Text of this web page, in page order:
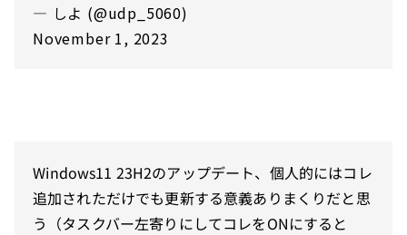
— しよ (@udp_5060)
November 1, 2023
Windows11 23H2のアップデート、個人的にはコレ
追加されただけでも更新する意義ありまくりだと思
う（タスクバー左寄りにしてコレをONにすると